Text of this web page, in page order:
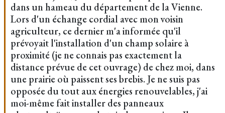
dans un hameau du département de la Vienne.
Lors d'un échange cordial avec mon voisin
agriculteur, ce dernier m'a informée qu'il
prévoyait l'installation d'un champ solaire à
proximité (je ne connais pas exactement la
distance prévue de cet ouvrage) de chez moi, dans
une prairie où paissent ses brebis. Je ne suis pas
opposée du tout aux énergies renouvelables, j'ai
moi-même fait installer des panneaux